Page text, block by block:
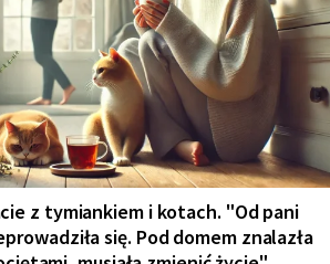
z tymiankiem i kotach. "Od pani
się. Pod domem znalazła